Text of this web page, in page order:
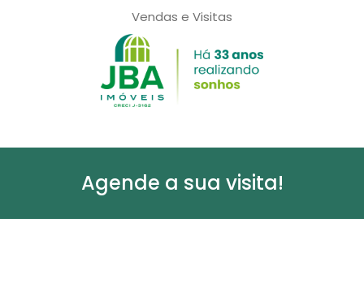
Vendas e Visitas
Agende a sua visita!